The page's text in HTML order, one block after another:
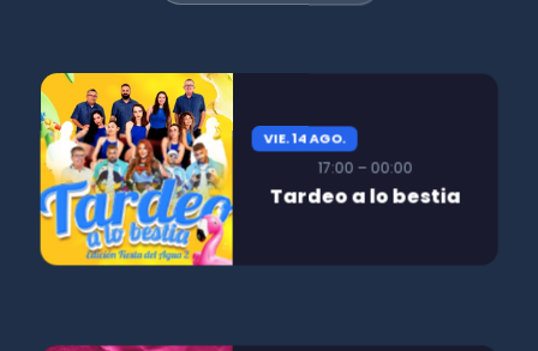
VIE. 14 AGO.
17:00 – 00:00
Tardeo a lo bestia